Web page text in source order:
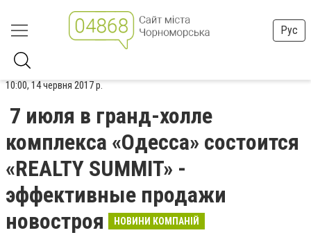
Рус
10:00, 14 червня 2017 р.
7 июля в гранд-холле
комплекса «Одесса» состоится
«REALTY SUMMIT» -
эффективные продажи
новостроя
НОВИНИ КОМПАНІЙ